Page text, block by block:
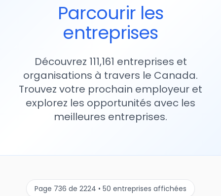
Parcourir les
entreprises
Découvrez 111,161 entreprises et
organisations à travers le Canada.
Trouvez votre prochain employeur et
explorez les opportunités avec les
meilleures entreprises.
Page 736 de 2224 • 50 entreprises affichées